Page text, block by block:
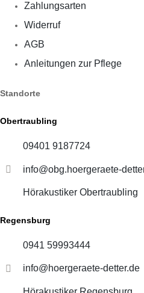
Zahlungsarten
Widerruf
AGB
Anleitungen zur Pflege
Standorte
Obertraubling
09401 9187724
info@obg.hoergeraete-
Hörakustiker Obertraubling
Regensburg
0941 59993444
info@hoergeraete-detter.de